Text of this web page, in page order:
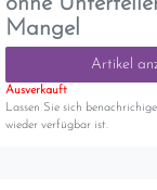
Mangel
Artikel
Ausverkauft
Lassen Sie sich
wieder verfügbar ist.